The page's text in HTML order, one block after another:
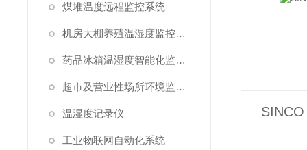
煤堆温度远程监控系统
机房大棚养殖温湿度监控系统
药品冰箱温湿度智能化监控系统方案
超市及营业性场所环境监测系统
温湿度记录仪
工业物联网自动化系统